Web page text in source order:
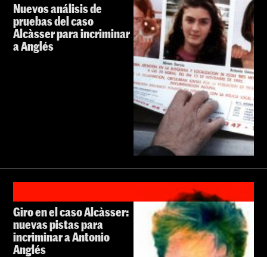
Nuevos análisis de
pruebas del caso
Alcàsser para incriminar
a Anglés
Giro en el caso Alcàsser:
nuevas pistas para
incriminar a Antonio
Anglés